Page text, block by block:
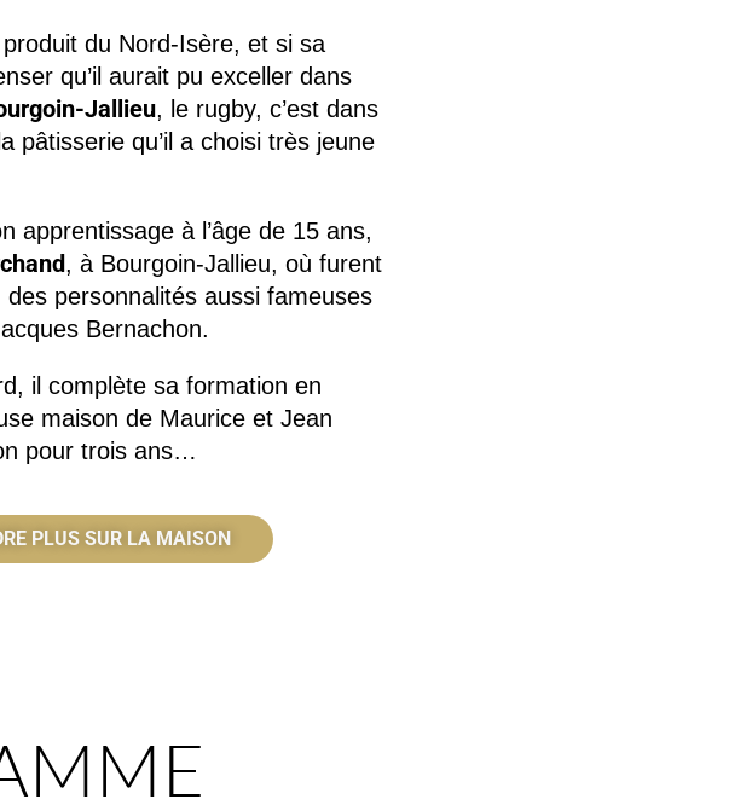
du Nord-Isère, et si sa
qu’il aurait pu exceller dans
Jallieu, le rugby, c’est dans
pâtisserie qu’il a choisi très jeune
apprentissage à l’âge de 15 ans,
, à Bourgoin-Jallieu, où furent
personnalités aussi fameuses
Bernachon.
il complète sa formation en
maison de Maurice et Jean
pour trois ans…
PLUS SUR LA MAISON